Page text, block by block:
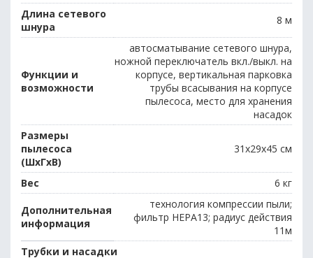
Длина сетевого
шнура
8 м
Функции и
возможности
автосматывание сетевого шнура,
ножной переключатель вкл./выкл. на
корпусе, вертикальная парковка
трубы всасывания на корпусе
пылесоса, место для хранения
насадок
Размеры
пылесоса
(ШxГxВ)
31x29x45 cм
Вес 6 кг
Дополнительная
информация
технология компрессии пыли;
фильтр НЕРА13; радиус действия
11м
Трубки и насадки